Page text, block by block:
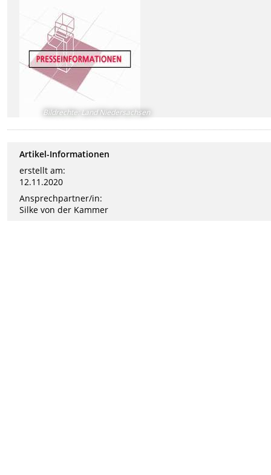
Bildrechte: Land Niedersachsen
Artikel-Informationen
erstellt am:
12.11.2020
Ansprechpartner/in:
Silke von der Kammer